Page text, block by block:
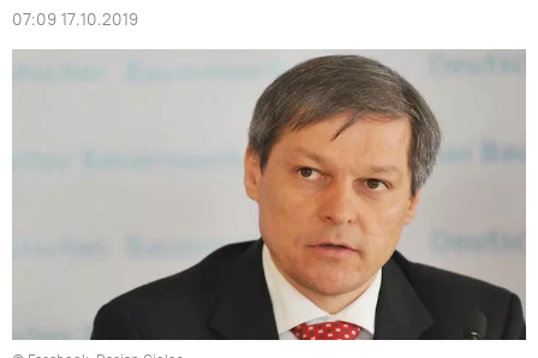
07:09 17.10.2019